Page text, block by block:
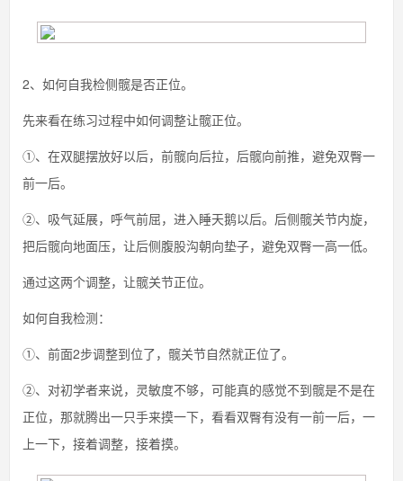
2、如何自我检侧髋是否正位。
先来看在练习过程中如何调整让髋正位。
①、在双腿摆放好以后，前髋向后拉，后髋向前推，避免双臀一
前一后。
②、吸气延展，呼气前屈，进入睡天鹅以后。后侧髋关节内旋，
把后髋向地面压，让后侧腹股沟朝向垫子，避免双臀一高一低。
通过这两个调整，让髋关节正位。
如何自我检测：
①、前面2步调整到位了，髋关节自然就正位了。
②、对初学者来说，灵敏度不够，可能真的感觉不到髋是不是在
正位，那就腾出一只手来摸一下，看看双臀有没有一前一后，一
上一下，接着调整，接着摸。